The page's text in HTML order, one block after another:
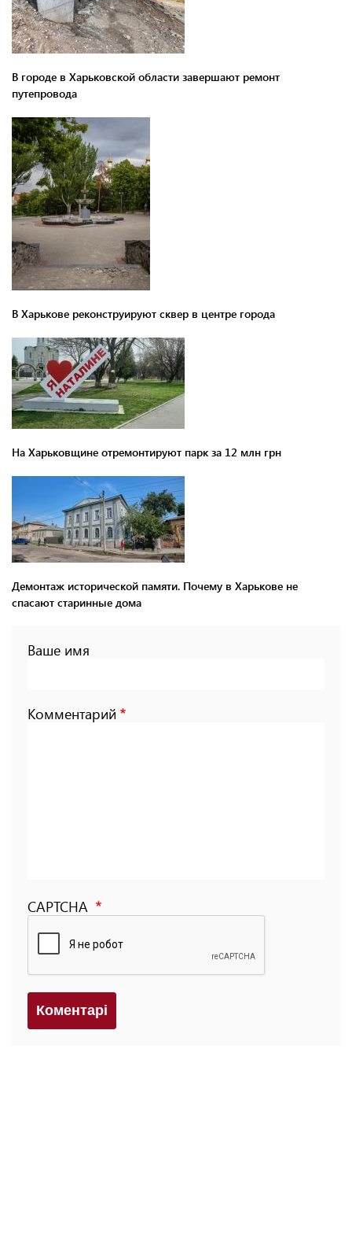
В городе в Харьковской области завершают ремонт
путепровода
В Харькове реконструируют сквер в центре города
На Харьковщине отремонтируют парк за 12 млн грн
Демонтаж исторической памяти. Почему в Харькове не
спасают старинные дома
Ваше имя
Комментарий
CAPTCHA
Коментарi